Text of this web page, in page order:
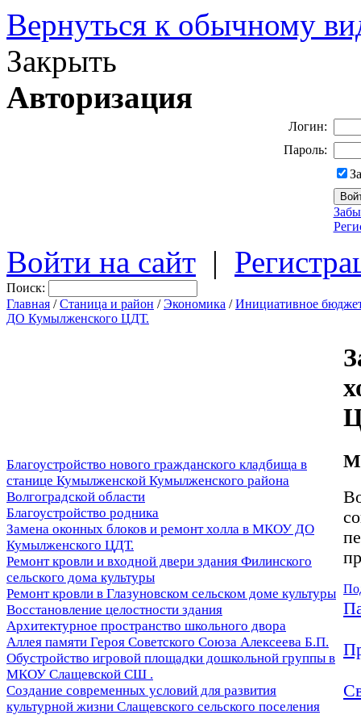
Вернуться к обычному
Закрыть
Авторизация
Логин:
Пароль:
Войти на сайт |
Поиск:
Главная /Станица и район /Экономика /Инициативное
ДО Кумылженского ЦДТ.
Благоустройство нового гражданского кладбища в
станице Кумылженской Кумылженского района
Волгоградской области
Благоустройство родника
Замена оконных блоков и ремонт холла в МКОУ ДО
Кумылженского ЦДТ.
Ремонт кровли и входной двери здания Филинского
сельского дома культуры
Ремонт кровли в Глазуновском сельском доме культуры
Восстановление целостности здания
Архитектурное пространство школьного двора
Аллея памяти Героя Советского Союза Алексеева Б.П.
Обустройство игровой площадки дошкольной группы в
МКОУ Слащевской СШ .
Создание современных условий для развития
культурной жизни Слащевского сельского поселения